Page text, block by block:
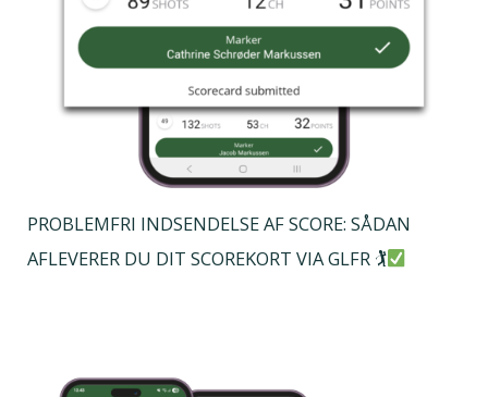
PROBLEMFRI INDSENDELSE AF SCORE: SÅDAN
AFLEVERER DU DIT SCOREKORT VIA GLFR 🏌